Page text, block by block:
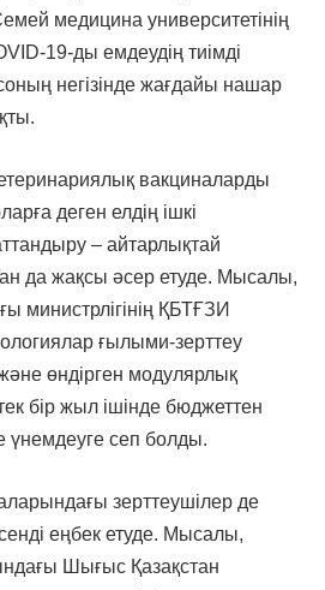
Семей медицина университетінің
19-ды емдеудің тиімді
соның негізінде жағдайы нашар
вакциналарды
деген елдің ішкі
– айтарлықтай
да жақсы әсер етуде. Мысалы,
ҚБТҒЗИ
ғылыми-зерттеу
өндірген модулярлық
бір жыл ішінде бюджеттен
үнемдеуге сеп болды.
зерттеушілер де
еңбек етуде. Мысалы,
Шығыс Қазақстан